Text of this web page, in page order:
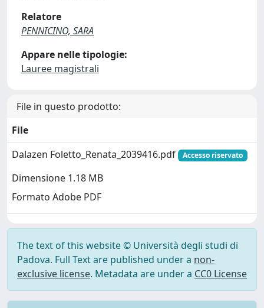
Relatore
PENNICINO, SARA
Appare nelle tipologie:
Lauree magistrali
File in questo prodotto:
File
Dalazen Foletto_Renata_2039416.pdf
Accesso riservato
Dimensione 1.18 MB
Formato Adobe PDF
The text of this website © Università degli studi di
Padova. Full Text are published under a non-
exclusive license. Metadata are under a CC0 License